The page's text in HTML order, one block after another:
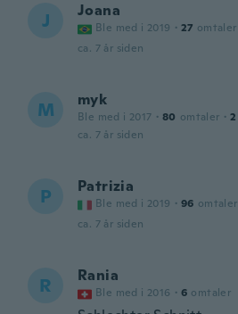
J Joana
Ble med i 2019 · 27 omtaler
ca. 7 år siden
M myk
Ble med i 2017 · 80 omtaler · 2
ca. 7 år siden
P Patrizia
Ble med i 2019 · 96 omtaler
ca. 7 år siden
R Rania
Ble med i 2016 · 6 omtaler